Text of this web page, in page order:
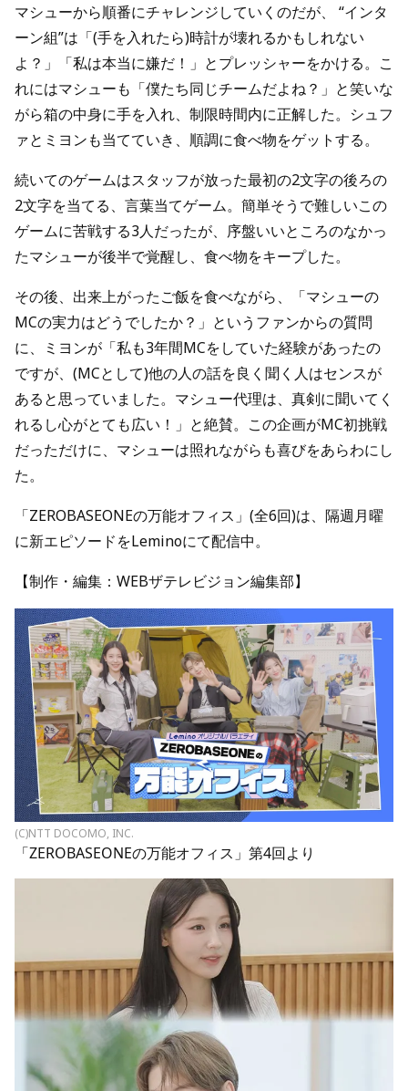
マシューから順番にチャレンジしていくのだが、 “インタ
ーン組”は「(手を入れたら)時計が壊れるかもしれない
よ？」「私は本当に嫌だ！」とプレッシャーをかける。こ
れにはマシューも「僕たち同じチームだよね？」と笑いな
がら箱の中身に手を入れ、制限時間内に正解した。シュフ
ァとミヨンも当てていき、順調に食べ物をゲットする。
続いてのゲームはスタッフが放った最初の2文字の後ろの
2文字を当てる、言葉当てゲーム。簡単そうで難しいこの
ゲームに苦戦する3人だったが、序盤いいところのなかっ
たマシューが後半で覚醒し、食べ物をキープした。
その後、出来上がったご飯を食べながら、「マシューの
MCの実力はどうでしたか？」というファンからの質問
に、ミヨンが「私も3年間MCをしていた経験があったの
ですが、(MCとして)他の人の話を良く聞く人はセンスが
あると思っていました。マシュー代理は、真剣に聞いてく
れるし心がとても広い！」と絶賛。この企画がMC初挑戦
だっただけに、マシューは照れながらも喜びをあらわにし
た。
「ZEROBASEONEの万能オフィス」(全6回)は、隔週月曜
に新エピソードをLeminoにて配信中。
【制作・編集：WEBザテレビジョン編集部】
(C)NTT DOCOMO, INC.
「ZEROBASEONEの万能オフィス」第4回より